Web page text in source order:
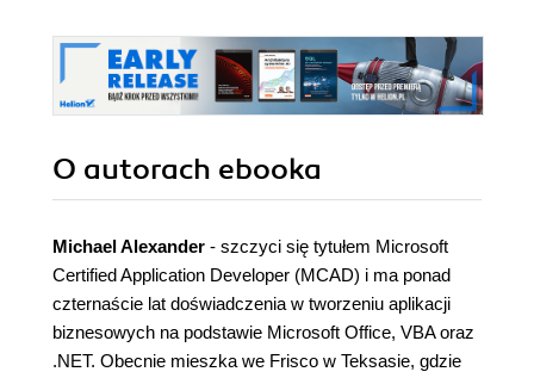
O autorach ebooka
Michael Alexander - szczyci się tytułem Microsoft
Certified Application Developer (MCAD) i ma ponad
czternaście lat doświadczenia w tworzeniu aplikacji
biznesowych na podstawie Microsoft Office, VBA oraz
.NET. Obecnie mieszka we Frisco w Teksasie, gdzie